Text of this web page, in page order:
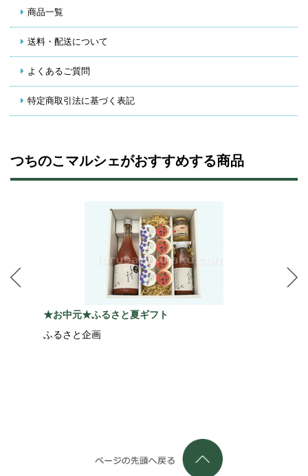
商品一覧
送料・配送について
よくあるご質問
特定商取引法に基づく表記
つちのこマルシェがおすすめする商品
★お中元★ふるさと夏ギフト
ふるさと企画